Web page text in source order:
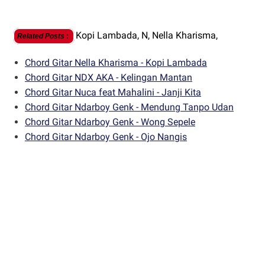
Related Posts : Kopi Lambada, N, Nella Kharisma,
Chord Gitar Nella Kharisma - Kopi Lambada
Chord Gitar NDX AKA - Kelingan Mantan
Chord Gitar Nuca feat Mahalini - Janji Kita
Chord Gitar Ndarboy Genk - Mendung Tanpo Udan
Chord Gitar Ndarboy Genk - Wong Sepele
Chord Gitar Ndarboy Genk - Ojo Nangis